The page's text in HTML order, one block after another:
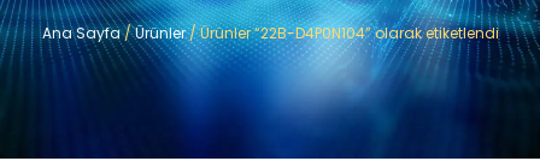
Ana Sayfa/Ürünler/ Ürünler “22B-D4P0N104” olarak etiketlendi